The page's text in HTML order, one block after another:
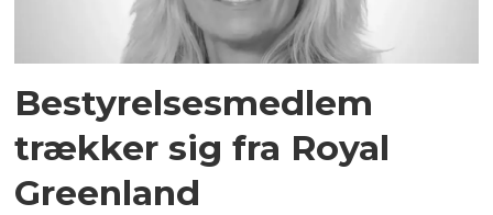
Bestyrelsesmedlem
trækker sig fra Royal
Greenland